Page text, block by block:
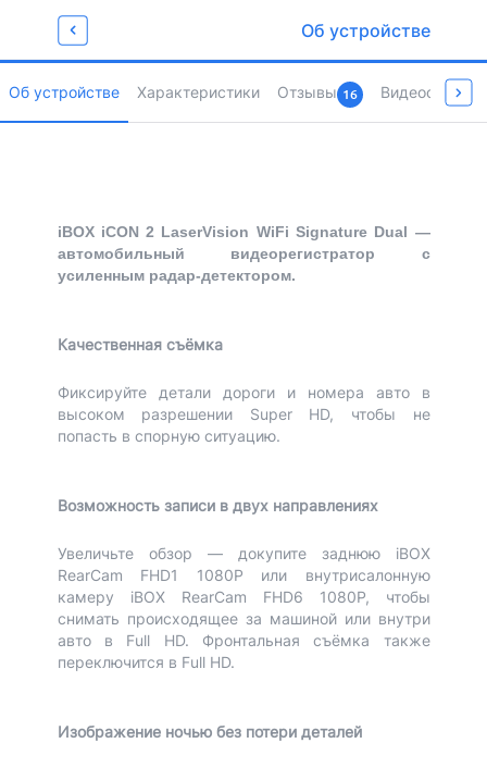
Забирай промокод
Newget500
Об устройстве Характеристики Отзывы 16 Видеообзоры
Об устройстве
iBOX iCON 2 LaserVision WiFi Signature Dual —
автомобильный видеорегистратор с
усиленным радар-детектором.
Качественная съёмка
Фиксируйте детали дороги и номера авто в
высоком разрешении Super HD, чтобы не
попасть в спорную ситуацию.
Возможность записи в двух направлениях
Увеличьте обзор — докупите заднюю iBOX
RearCam FHD1 1080P или внутрисалонную
камеру iBOX RearCam FHD6 1080P, чтобы
снимать происходящее за машиной или внутри
авто в Full HD. Фронтальная съёмка также
переключится в Full HD.
Изображение ночью без потери деталей